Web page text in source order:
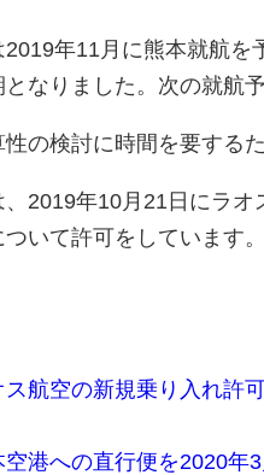
年11月に熊本就航を
なりました。次の就航
の検討に時間を要するた
2019年10月21日にラ
いて許可をしています。
航空の新規乗り入れ許
港への直行便を2020年